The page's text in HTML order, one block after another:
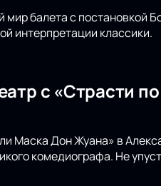
мир балета с постановкой
интерпретации классики.
с «Страсти по
Маска Дон Жуана» в
комедиографа. Не